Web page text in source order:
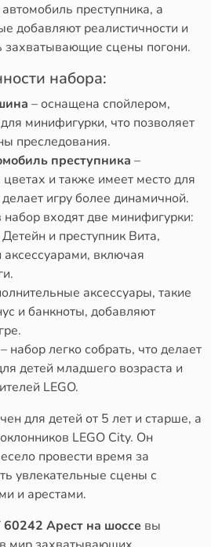
преступника, а
добавляют реалистичности и
захватывающие сцены погони.
набора:
– оснащена спойлером,
минифигурки, что позволяет
преследования.
преступника –
и также имеет место для
игру более динамичной.
набор входят две минифигурки:
и преступник Вита,
включая
аксессуары, такие
и банкноты, добавляют
– набор легко собрать, что делает
детей младшего возраста и
LEGO.
для детей от 5 лет и старше, а
LEGO City. Он
провести время за
увлекательные сцены с
и арестами.
60242 Арест на шоссе вы